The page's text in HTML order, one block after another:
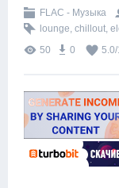
FLAC - Музыка
lounge, chillout,
50
0 5.0/